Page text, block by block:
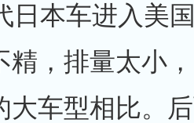
日本车进入美
精，排量太小
大车型相比。